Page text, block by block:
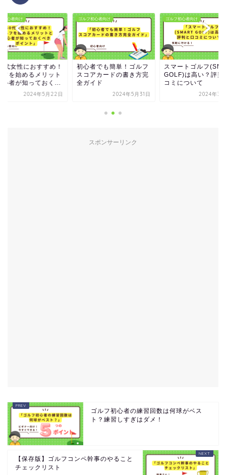
初心者向け
代女性におすすめ！
フを始めるメリット
心者が知っておく...
2024年5月22日
ゴルフ初心者向け
初心者でも簡単！ゴルフ
スコアカードの書き方完
全ガイド
2024年5月31日
ゴルフ初心者向け
スマートゴルフ
GOLF)は高い？評判
コミについて
2024年3
スポンサーリンク
ゴルフ初心者の練習回数は何球がベス
ト？練習しすぎはダメ！
【保存版】ゴルフコンペ幹事のやること
チェックリスト